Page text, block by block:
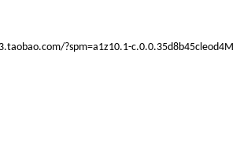
?spm=a1z10.1-c.0.0.35d8b45cleod4M